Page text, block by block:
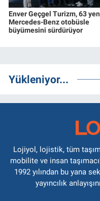
Enver Geçgel Turizm, 63
Mercedes-Benz otobüsle
büyümesini sürdürüyor
Yükleniyor...
Lojiyol, lojistik, tüm
mobilite ve insan
1992 yılından bu yana
yayıncılık